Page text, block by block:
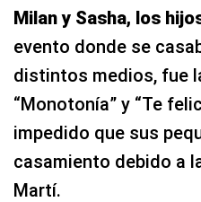
Milan y Sasha, los
evento donde se
distintos medios, fue
“Monotonía” y “Te
impedido que sus
casamiento debido a
Martí.